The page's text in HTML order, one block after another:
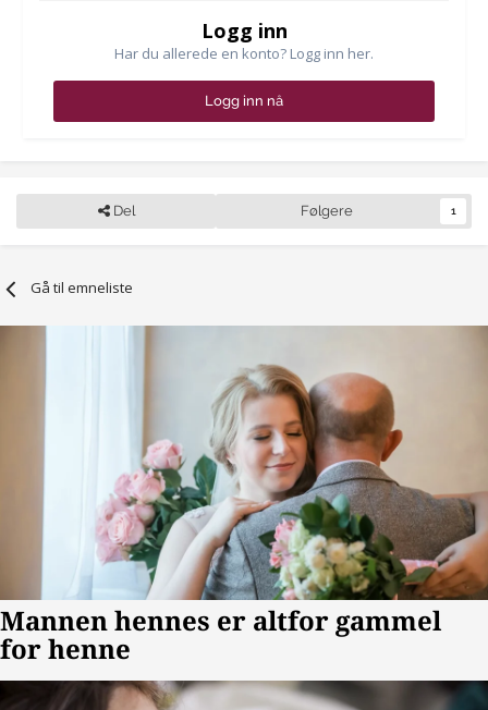
Logg inn
Har du allerede en konto? Logg inn her.
Logg inn nå
Del Følgere 1
Gå til emneliste